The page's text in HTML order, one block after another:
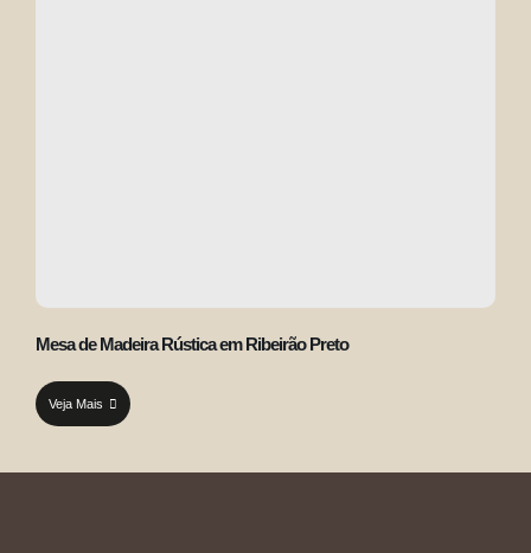
Mesa de Madeira Rústica em Ribeirão Preto
Veja Mais